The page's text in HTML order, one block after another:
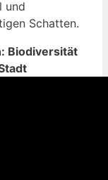
und
Schatten.
Biodiversität